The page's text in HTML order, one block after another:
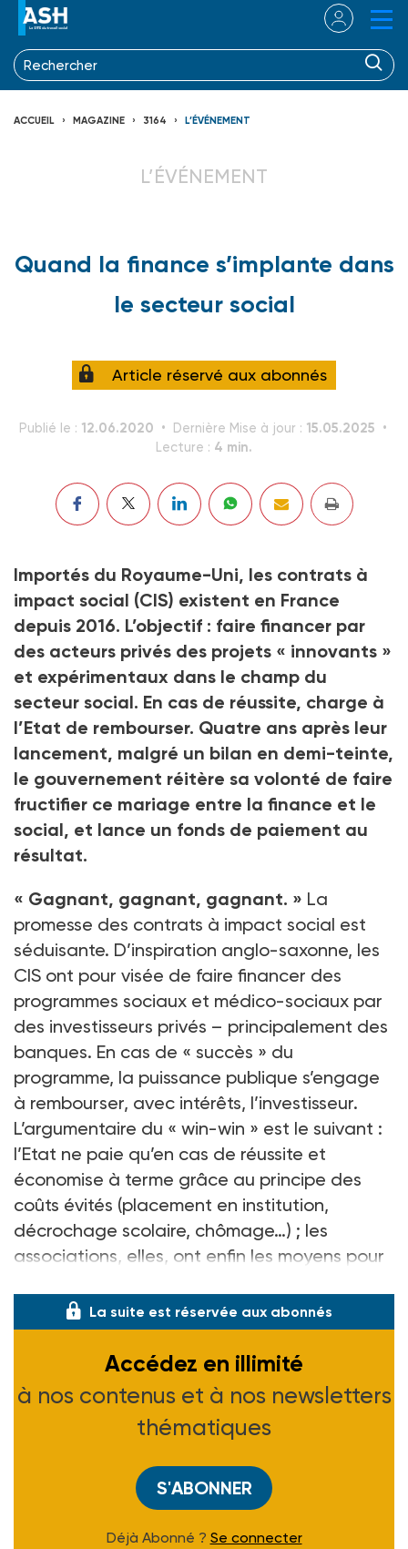
ACCUEIL MAGAZINE 3164 L’ÉVÉNEMENT
L’ÉVÉNEMENT
Quand la finance s’implante dans
le secteur social
Article réservé aux abonnés
Publié le : 12.06.2020 Dernière Mise à jour : 15.05.2025
Lecture : 4 min.
Importés du Royaume-Uni, les contrats à
impact social (CIS) existent en France
depuis 2016. L’objectif : faire financer par
des acteurs privés des projets « innovants »
et expérimentaux dans le champ du
secteur social. En cas de réussite, charge à
l’Etat de rembourser. Quatre ans après leur
lancement, malgré un bilan en demi-teinte,
le gouvernement réitère sa volonté de faire
fructifier ce mariage entre la finance et le
social, et lance un fonds de paiement au
résultat.
« Gagnant, gagnant, gagnant. » La
promesse des contrats à impact social est
séduisante. D’inspiration anglo-saxonne, les
CIS ont pour visée de faire financer des
programmes sociaux et médico-sociaux par
des investisseurs privés – principalement des
banques. En cas de « succès » du
programme, la puissance publique s’engage
à rembourser, avec intérêts, l’investisseur.
L’argumentaire du « win-win » est le suivant :
l’Etat ne paie qu’en cas de réussite et
économise à terme grâce au principe des
coûts évités (placement en institution,
décrochage scolaire, chômage…) ; les
associations, elles, ont enfin les moyens pour
La suite est réservée aux abonnés
Accédez en illimité
à nos contenus et à nos newsletters
thématiques
S'ABONNER
Déjà Abonné ? Se connecter